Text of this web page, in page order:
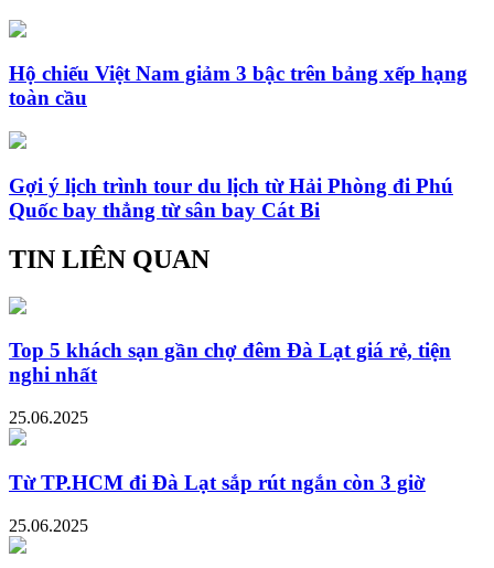
Hộ chiếu Việt Nam giảm 3 bậc trên bảng xếp hạng
toàn cầu
Gợi ý lịch trình tour du lịch từ Hải Phòng đi Phú
Quốc bay thẳng từ sân bay Cát Bi
TIN LIÊN QUAN
Top 5 khách sạn gần chợ đêm Đà Lạt giá rẻ, tiện
nghi nhất
25.06.2025
Từ TP.HCM đi Đà Lạt sắp rút ngắn còn 3 giờ
25.06.2025